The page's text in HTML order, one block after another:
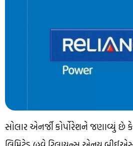
સોલાર એનર્જી કોર્પોરેશને જણાવ્યું છે